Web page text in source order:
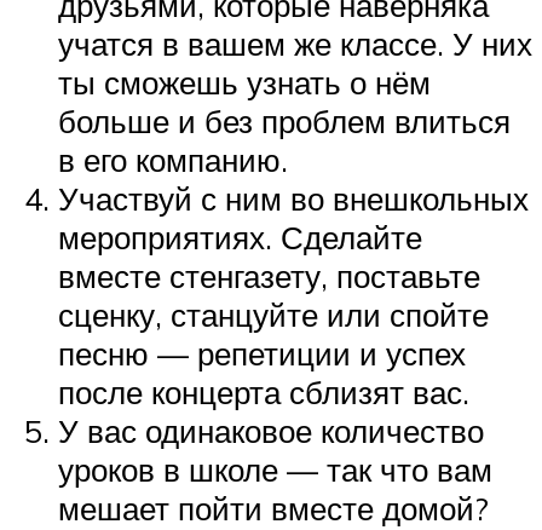
учатся в вашем же классе. У них
ты сможешь узнать о нём
больше и без проблем влиться
в его компанию.
Участвуй с ним во внешкольных
мероприятиях. Сделайте
вместе стенгазету, поставьте
сценку, станцуйте или спойте
песню — репетиции и успех
после концерта сблизят вас.
У вас одинаковое количество
уроков в школе — так что вам
мешает пойти вместе домой?